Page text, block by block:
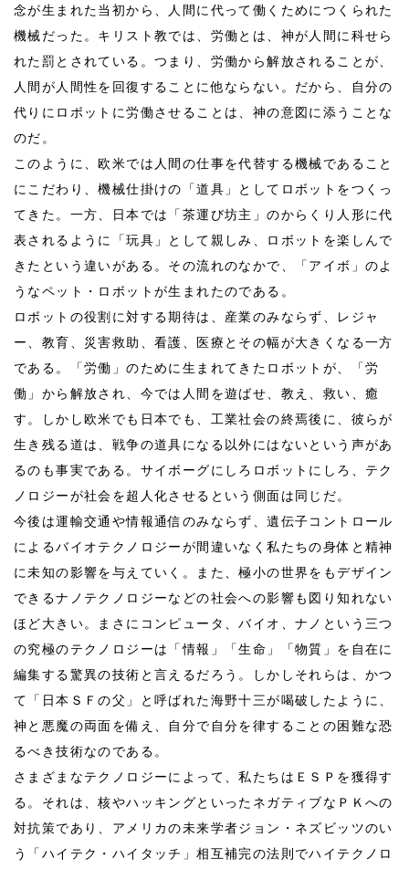
念が生まれた当初から、人間に代って働くためにつくられた
機械だった。キリスト教では、労働とは、神が人間に科せら
れた罰とされている。つまり、労働から解放されることが、
人間が人間性を回復することに他ならない。だから、自分の
代りにロボットに労働させることは、神の意図に添うことな
のだ。
このように、欧米では人間の仕事を代替する機械であること
にこだわり、機械仕掛けの「道具」としてロボットをつくっ
てきた。一方、日本では「茶運び坊主」のからくり人形に代
表されるように「玩具」として親しみ、ロボットを楽しんで
きたという違いがある。その流れのなかで、「アイボ」のよ
うなペット・ロボットが生まれたのである。
ロボットの役割に対する期待は、産業のみならず、レジャ
ー、教育、災害救助、看護、医療とその幅が大きくなる一方
である。「労働」のために生まれてきたロボットが、「労
働」から解放され、今では人間を遊ばせ、教え、救い、癒
す。しかし欧米でも日本でも、工業社会の終焉後に、彼らが
生き残る道は、戦争の道具になる以外にはないという声があ
るのも事実である。サイボーグにしろロボットにしろ、テク
ノロジーが社会を超人化させるという側面は同じだ。
今後は運輸交通や情報通信のみならず、遺伝子コントロール
によるバイオテクノロジーが間違いなく私たちの身体と精神
に未知の影響を与えていく。また、極小の世界をもデザイン
できるナノテクノロジーなどの社会への影響も図り知れない
ほど大きい。まさにコンピュータ、バイオ、ナノという三つ
の究極のテクノロジーは「情報」「生命」「物質」を自在に
編集する驚異の技術と言えるだろう。しかしそれらは、かつ
て「日本ＳＦの父」と呼ばれた海野十三が喝破したように、
神と悪魔の両面を備え、自分で自分を律することの困難な恐
るべき技術なのである。
さまざまなテクノロジーによって、私たちはＥＳＰを獲得す
る。それは、核やハッキングといったネガティブなＰＫへの
対抗策であり、アメリカの未来学者ジョン・ネズビッツのい
う「ハイテク・ハイタッチ」相互補完の法則でハイテクノロ